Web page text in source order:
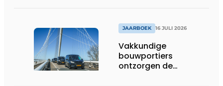
JAARBOEK 16 JULI 2026
Vakkundige
bouwportiers
ontzorgen de